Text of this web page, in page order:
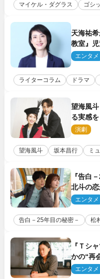
マイケル・ダグラス ゴシ
天海祐
教室』
エンタメ
ライターコラム ドラマ
望海風
る実感
原動力を
演劇
望海風斗 坂本昌行 ミ
『告白
北斗の
エンタメ
告白－25年目の秘密－ 松
『Ｔシ
かの“再
した!!」
エンタメ